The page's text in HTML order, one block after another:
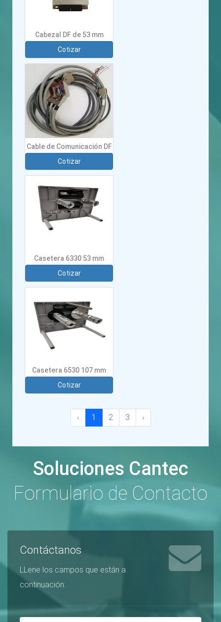
Cabezal DF de 53 mm
Cotizar
Cable de Comunicación DF
Cotizar
Casetera 6330 53 mm
Cotizar
Casetera 6530 107 mm
Cotizar
‹ 1 2 3 ›
Soluciones Cantec
Formulario de Contacto
Contáctanos
LLene los campos que están a
continuación: